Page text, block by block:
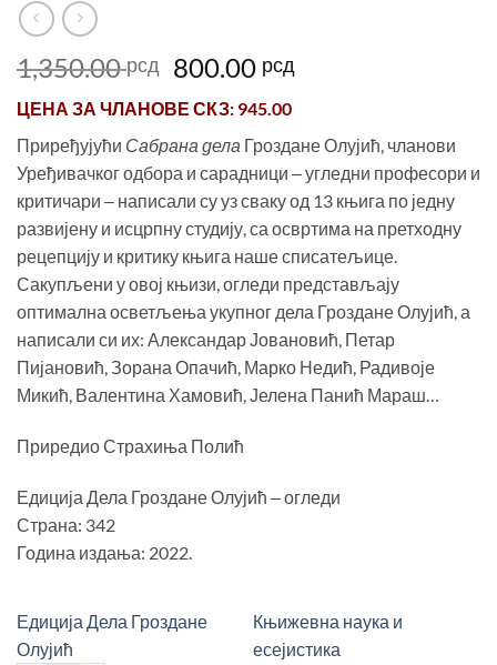
1,350.00рсд
Оригинална
је
била:
1,350.00 рсд.
800.00 рсдТренутна
800.00 рсд.
ЦЕНА ЗА ЧЛАНОВЕ СКЗ: 945.00
Приређујући Сабрана дела Гроздане Олујић, чланови
Уређивачког одбора и сарадници ‒ угледни професори и
критичари ‒ написали су уз сваку од 13 књига по једну
развијену и исцрпну студију, са освртима на претходну
рецепцију и критику књига наше списатељице.
Сакупљени у овој књизи, огледи представљају
оптимална осветљења укупног дела Гроздане Олујић, а
написали си их: Александар Јовановић, Петар
Пијановић, Зорана Опачић, Марко Недић, Радивоје
Микић, Валентина Хамовић, Јелена Панић Мараш…
Приредио Страхиња Полић
Едиција Дела Гроздане Олујић ‒ огледи
Страна: 342
Година издања: 2022.
Едиција Дела Гроздане
Олујић
Књижевна наука и
есејистика